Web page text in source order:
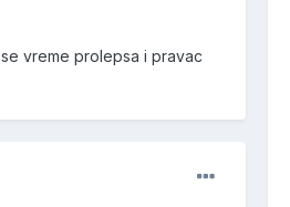
vreme prolepsa i pravac